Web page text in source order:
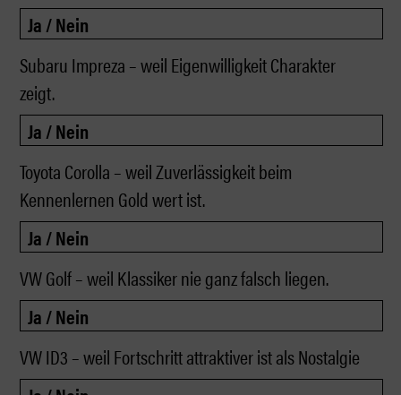
Subaru Impreza – weil Eigenwilligkeit Charakter
zeigt.
Toyota Corolla – weil Zuverlässigkeit beim
Kennenlernen Gold wert ist.
VW Golf – weil Klassiker nie ganz falsch liegen.
VW ID3 – weil Fortschritt attraktiver ist als Nostalgie